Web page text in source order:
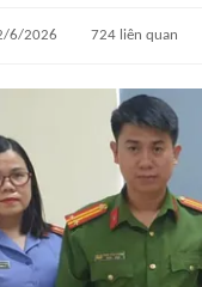
6/2026 724liên quan